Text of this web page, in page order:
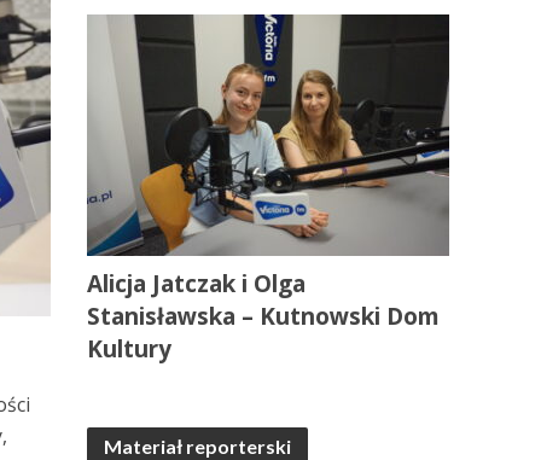
Alicja Jatczak i Olga
Stanisławska – Kutnowski Dom
Kultury
Materiał reporterski